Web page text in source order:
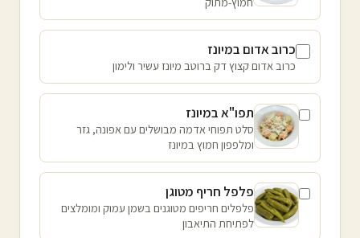
כרוב אדום במיונז
כרוב אדום קצוץ דק ברוטב מיונז עשיר ולימון
תפו"א במיונז
סלט תפוחי אדמה מבושלים עם אפונה, גזר
ומלפפון חמוץ במיונז
פלפל חריף מטוגן
פלפלים חריפים מטוגנים בשמן עמוק ומומלצים
לפתיחת התיאבון